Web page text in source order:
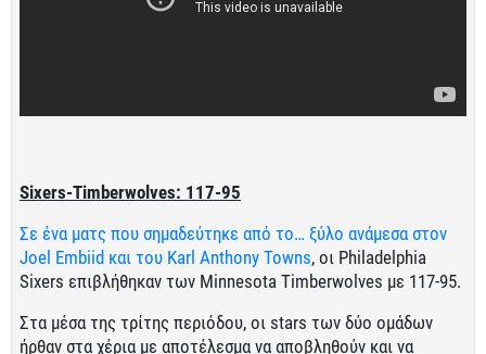
Sixers-Timberwolves: 117-95
Σε ένα ματς που σημαδεύτηκε από το… ξύλο ανάμεσα στον
Joel Embiid και του Karl Anthony Towns, οι Philadelphia
Sixers επιβλήθηκαν των Minnesota Timberwolves με 117-95.
Στα μέσα της τρίτης περιόδου, οι stars των δύο ομάδων
ήρθαν στα χέρια με αποτέλεσμα να αποβληθούν και να